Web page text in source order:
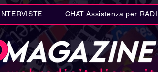
INTERVISTE CHAT Assistenza per